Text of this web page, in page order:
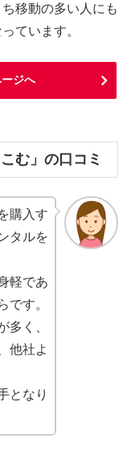
移動の多い人にも
ています。
ジへ
む」の口コミ
購入す
タルを
軽であ
です。
多く、
他社よ
となり